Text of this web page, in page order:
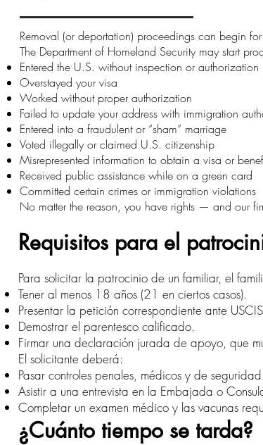
Removal (or deportation) proceedings can begin
The Department of Homeland Security may start
Entered the U.S. without inspection or authorization
Overstayed your visa
Worked without proper authorization
Failed to update your address with immigration
Entered into a fraudulent or “sham” marriage
Voted illegally or claimed U.S. citizenship
Misrepresented information to obtain a visa or
Received public assistance while on a green card
Committed certain crimes or immigration violations
No matter the reason, you have rights — and our
Requisitos para el
Para solicitar la patrocinio de un familiar, el
Tener al menos 18 años (21 en ciertos casos).
Presentar la petición correspondiente ante
Demostrar el parentesco calificado.
Firmar una declaración jurada de apoyo, que
El solicitante deberá:
Pasar controles penales, médicos y de
Asistir a una entrevista en la Embajada o
Completar un examen médico y las vacunas
¿Cuánto tiempo se tarda?